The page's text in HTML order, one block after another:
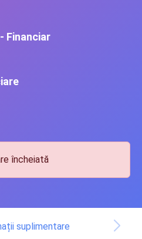
Financiar
încheiată
suplimentare